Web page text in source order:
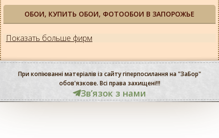
ОБОИ, КУПИТЬ ОБОИ, ФОТООБОИ В ЗАПОРОЖЬЕ
Показать больше фирм
При копіюванні матеріалів із сайту гіперпосилання на "ЗаБор"
обов'язкове. Всі права захищені!!!
Звʼязок з нами